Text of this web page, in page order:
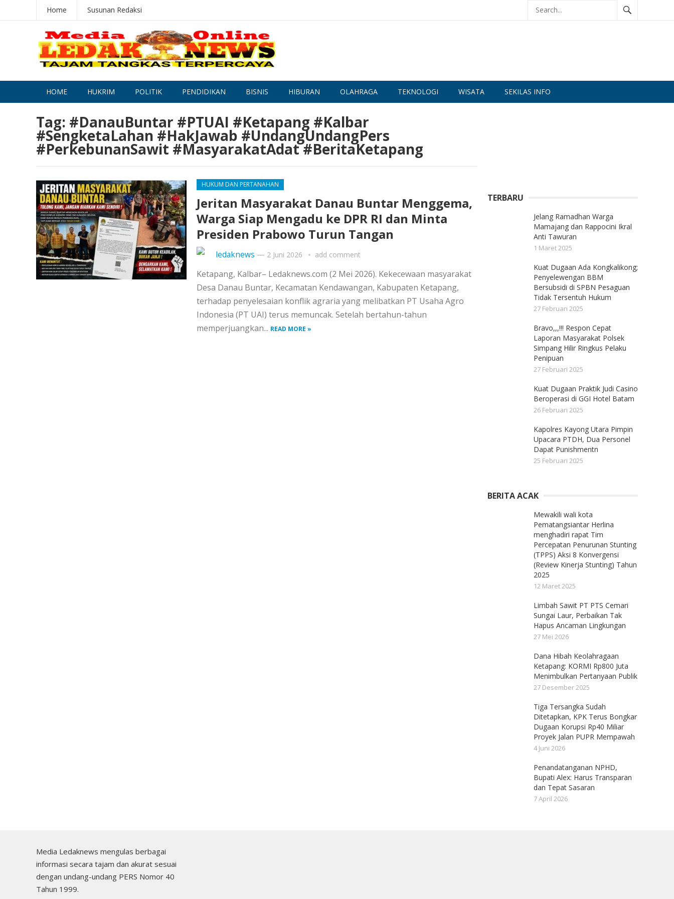
Home Susunan Redaksi
HOME HUKRIM POLITIK PENDIDIKAN BISNIS HIBURAN OLAHRAGA TEKNOLOGI WISATA SEKILAS INFO
Tag: #DanauBuntar #PTUAI #Ketapang #Kalbar
#SengketaLahan #HakJawab #UndangUndangPers
#PerkebunanSawit #MasyarakatAdat #BeritaKetapang
HUKUM DAN PERTANAHAN
Jeritan Masyarakat Danau Buntar Menggema,
Warga Siap Mengadu ke DPR RI dan Minta
Presiden Prabowo Turun Tangan
ledaknews — 2 Juni 2026 add comment
Ketapang, Kalbar– Ledaknews.com (2 Mei 2026). Kekecewaan masyarakat
Desa Danau Buntar, Kecamatan Kendawangan, Kabupaten Ketapang,
terhadap penyelesaian konflik agraria yang melibatkan PT Usaha Agro
Indonesia (PT UAI) terus memuncak. Setelah bertahun-tahun
memperjuangkan... READ MORE »
TERBARU
Jelang Ramadhan Warga
Mamajang dan Rappocini Ikral
Anti Tawuran
1 Maret 2025
Kuat Dugaan Ada Kongkalikong;
Penyelewengan BBM
Bersubsidi di SPBN Pesaguan
Tidak Tersentuh Hukum
27 Februari 2025
Bravo,,,!!! Respon Cepat
Laporan Masyarakat Polsek
Simpang Hilir Ringkus Pelaku
Penipuan
27 Februari 2025
Kuat Dugaan Praktik Judi Casino
Beroperasi di GGI Hotel Batam
26 Februari 2025
Kapolres Kayong Utara Pimpin
Upacara PTDH, Dua Personel
Dapat Punishmentn
25 Februari 2025
BERITA ACAK
Mewakili wali kota
Pematangsiantar Herlina
menghadiri rapat Tim
Percepatan Penurunan Stunting
(TPPS) Aksi 8 Konvergensi
(Review Kinerja Stunting) Tahun
2025
12 Maret 2025
Limbah Sawit PT PTS Cemari
Sungai Laur, Perbaikan Tak
Hapus Ancaman Lingkungan
27 Mei 2026
Dana Hibah Keolahragaan
Ketapang: KORMI Rp800 Juta
Menimbulkan Pertanyaan Publik
27 Desember 2025
Tiga Tersangka Sudah
Ditetapkan, KPK Terus Bongkar
Dugaan Korupsi Rp40 Miliar
Proyek Jalan PUPR Mempawah
4 Juni 2026
Penandatanganan NPHD,
Bupati Alex: Harus Transparan
dan Tepat Sasaran
7 April 2026
Media Ledaknews mengulas berbagai
informasi secara tajam dan akurat sesuai
dengan undang-undang PERS Nomor 40
Tahun 1999.